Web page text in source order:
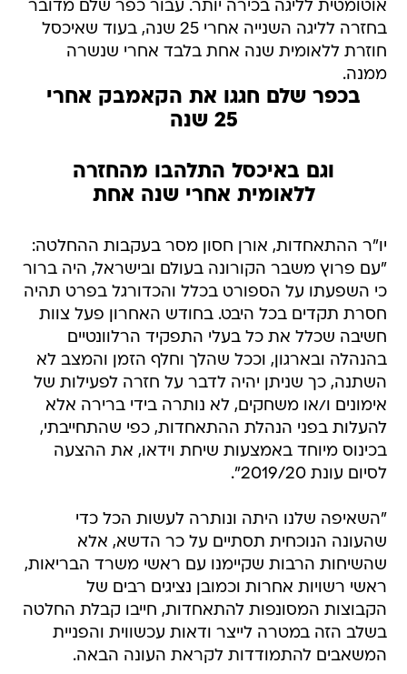
אוטומטית לליגה בכירה יותר. עבור כפר שלם מדובר
בחזרה לליגה השנייה אחרי 25 שנה, בעוד שאיכסל
חוזרת ללאומית שנה אחת בלבד אחרי שנשרה
ממנה.
בכפר שלם חגגו את הקאמבק אחרי
25 שנה
וגם באיכסל התלהבו מהחזרה
ללאומית אחרי שנה אחת
יו"ר ההתאחדות, אורן חסון מסר בעקבות ההחלטה:
"עם פרוץ משבר הקורונה בעולם ובישראל, היה ברור
כי השפעתו על הספורט בכלל והכדורגל בפרט תהיה
חסרת תקדים בכל היבט. בחודש האחרון פעל צוות
חשיבה שכלל את כל בעלי התפקיד הרלוונטיים
בהנהלה ובארגון, וככל שהלך וחלף הזמן והמצב לא
השתנה, כך שניתן יהיה לדבר על חזרה לפעילות של
אימונים ו/או משחקים, לא נותרה בידי ברירה אלא
להעלות בפני הנהלת ההתאחדות, כפי שהתחייבתי,
בכינוס מיוחד באמצעות שיחת וידאו, את ההצעה
לסיום עונת 2019/20".
"השאיפה שלנו היתה ונותרה לעשות הכל כדי
שהעונה הנוכחית תסתיים על כר הדשא, אלא
שהשיחות הרבות שקיימנו עם ראשי משרד הבריאות,
ראשי רשויות אחרות וכמובן נציגים רבים של
הקבוצות המסונפות להתאחדות, חייבו קבלת החלטה
בשלב הזה במטרה לייצר ודאות עכשווית והפניית
המשאבים להתמודדות לקראת העונה הבאה.